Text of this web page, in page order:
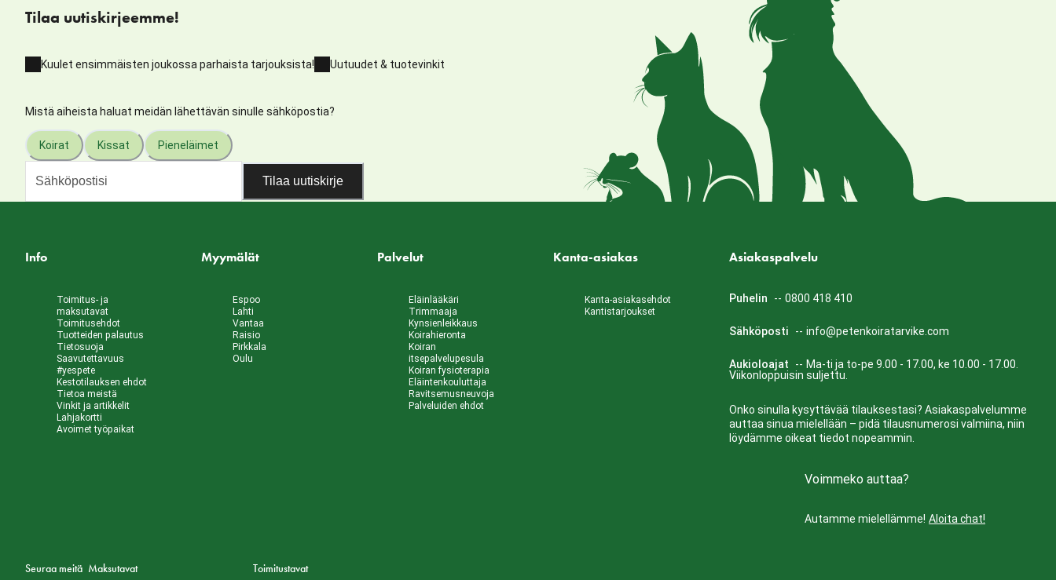
Tilaa uutiskirjeemme!
Kuulet ensimmäisten joukossa parhaista tarjouksista! Uutuudet & tuotevinkit
Mistä aiheista haluat meidän lähettävän sinulle sähköpostia?
Koirat Kissat Pieneläimet
Tilaa uutiskirje
Info
Toimitus- ja
maksutavat
Toimitusehdot
Tuotteiden palautus
Tietosuoja
Saavutettavuus
#yespete
Kestotilauksen ehdot
Tietoa meistä
Vinkit ja artikkelit
Lahjakortti
Avoimet työpaikat
Myymälät
Espoo
Lahti
Vantaa
Raisio
Pirkkala
Oulu
Palvelut
Eläinlääkäri
Trimmaaja
Kynsienleikkaus
Koirahieronta
Koiran
itsepalvelupesula
Koiran fysioterapia
Eläintenkouluttaja
Ravitsemusneuvoja
Palveluiden ehdot
Kanta-asiakas
Kanta-asiakasehdot
Kantistarjoukset
Asiakaspalvelu
Puhelin -- 0800 418 410
Sähköposti -- info@petenkoiratarvike.com
Aukioloajat -- Ma-ti ja to-pe 9.00 - 17.00, ke 10.00 - 17.00.
Viikonloppuisin suljettu.
Onko sinulla kysyttävää tilauksestasi? Asiakaspalvelumme
auttaa sinua mielellään – pidä tilausnumerosi valmiina, niin
löydämme oikeat tiedot nopeammin.
Voimmeko auttaa?
Autamme mielellämme! Aloita chat!
Seuraa meitä Maksutavat Toimitustavat